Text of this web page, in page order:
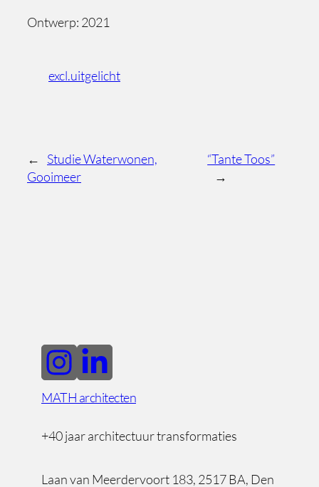
Ontwerp: 2021
excl.uitgelicht
←
Studie Waterwonen,
Gooimeer
“Tante Toos”
→
MATH architecten
+40 jaar architectuur transformaties
Laan van Meerdervoort 183, 2517 BA, Den